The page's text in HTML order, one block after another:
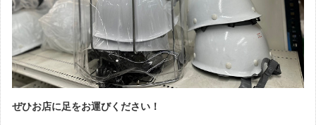
ぜひお店に足をお運びください！